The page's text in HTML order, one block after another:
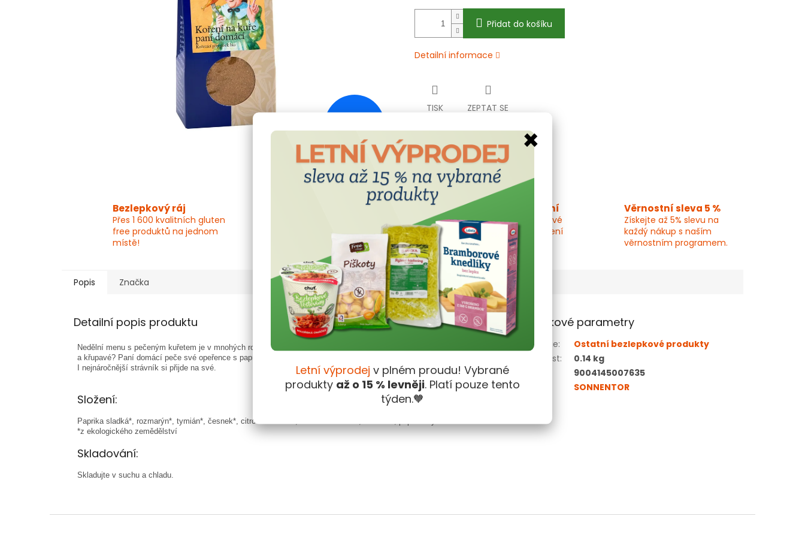
–3 %
Přidat do košíku
Detailní informace
TISK ZEPTAT SE
Bezlepkový ráj
Přes 1 600 kvalitních gluten
free produktů na jednom
místě!
Bezlepkové recepty
bezlepkovými recepty na
Extra výhodná balení
Vaše oblíbené bezlepkové
produkty ve větším balení
za méně peněz!
Věrnostní sleva 5 %
Získejte až 5% slevu na
každý nákup s naším
věrnostním programem.
Popis Značka
Detailní popis produktu
Nedělní menu s pečeným kuřetem je v mnohých rodinách tradicí. Je libo křidýlko, prsíčko nebo stehýnko – pikantní
a křupavé? Paní domácí peče své opeřence s paprikou, česnekem a koriandrem. Citronová tráva se pak postará o svěží tón.
I nejnáročnější strávník si přijde na své.
Složení:
Paprika sladká*, rozmarýn*, tymián*, česnek*, citronová tráva*, mořská sůl 10 %, koriandr*, pepř černý*
*z ekologického zemědělství
Skladování:
Skladujte v suchu a chladu.
Doplňkové parametry
Kategorie:
Ostatní bezlepkové produkty
Hmotnost:
0.14 kg
9004145007635
Značka
SONNENTOR
×
Letní výprodej v plném proudu! Vybrané
produkty až o 15 % levněji. Platí pouze tento
týden.🧡